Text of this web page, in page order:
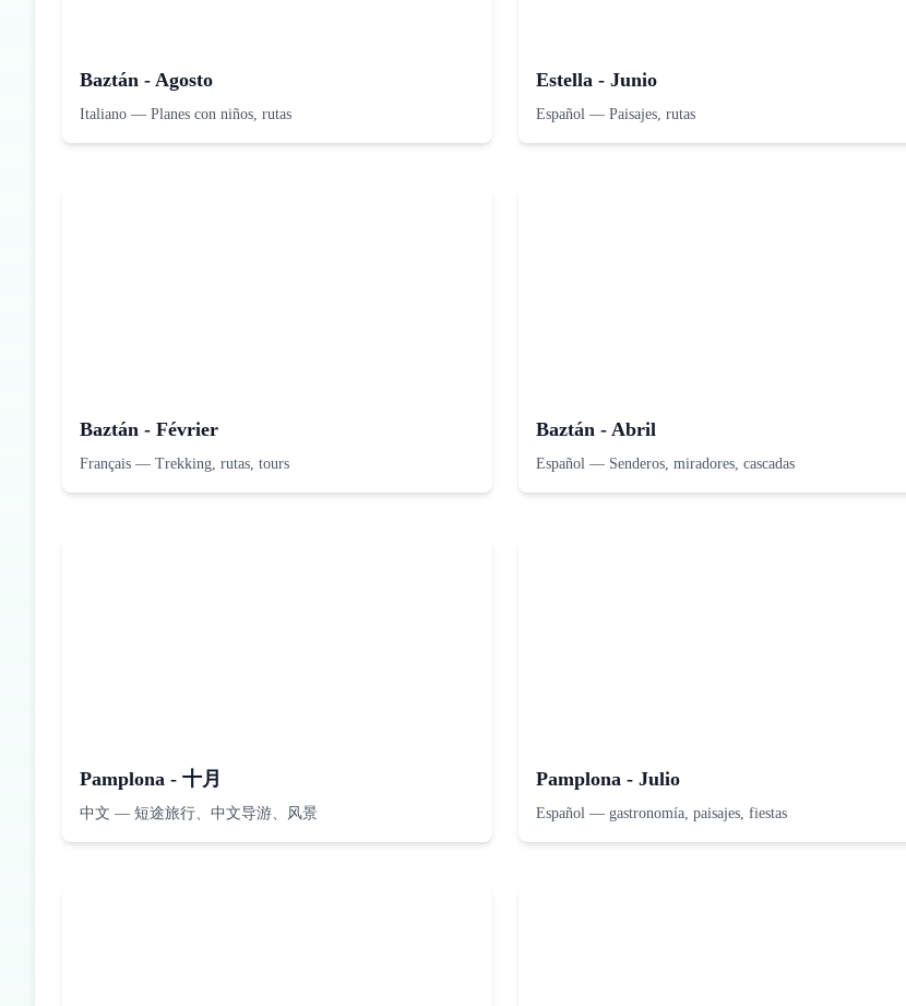
Baztán - Agosto
Italiano — Planes con niños, rutas
Estella - Junio
Español — Paisajes, rutas
Baztán - Février
Français — Trekking, rutas, tours
Baztán - Abril
Español — Senderos, miradores, cascadas
Pamplona - 十月
中文 — 短途旅行、中文导游、风景
Pamplona - Julio
Español — gastronomía, paisajes, fiestas